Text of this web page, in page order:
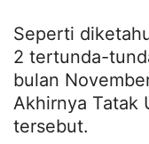
Seperti
2 tertunda-
bulan
Akhirnya Tatak
tersebut.